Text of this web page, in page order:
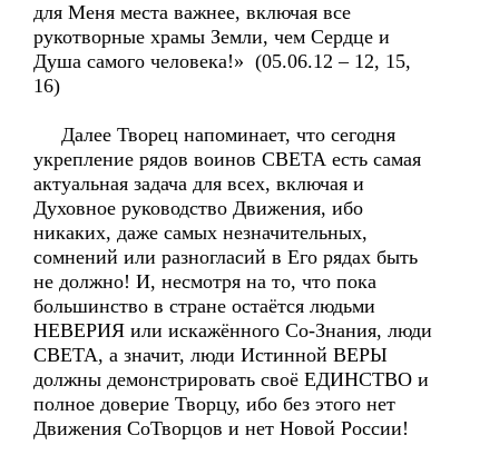
для Меня места важнее, включая все
рукотворные храмы Земли, чем Сердце и
Душа самого человека!» (05.06.12 – 12, 15,
16)
Далее Творец напоминает, что сегодня
укрепление рядов воинов СВЕТА есть самая
актуальная задача для всех, включая и
Духовное руководство Движения, ибо
никаких, даже самых незначительных,
сомнений или разногласий в Его рядах быть
не должно! И, несмотря на то, что пока
большинство в стране остаётся людьми
НЕВЕРИЯ или искажённого Со-Знания, люди
СВЕТА, а значит, люди Истинной ВЕРЫ
должны демонстрировать своё ЕДИНСТВО и
полное доверие Творцу, ибо без этого нет
Движения СоТворцов и нет Новой России!